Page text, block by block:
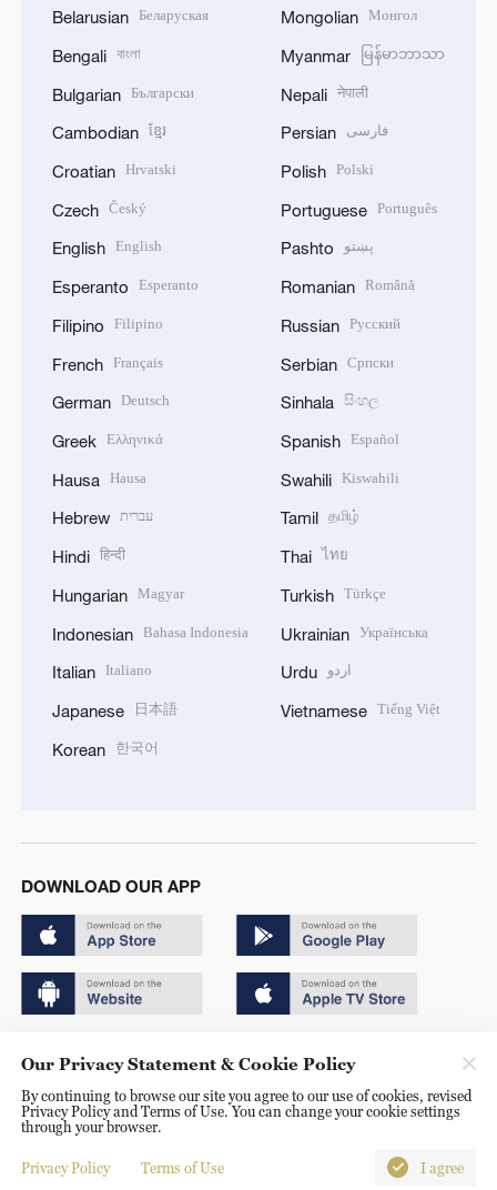
Belarusian Беларуская
Bengali বাংলা
Bulgarian Български
Cambodian ខ្មែរ
Croatian Hrvatski
Czech Český
English English
Esperanto Esperanto
Filipino Filipino
French Français
German Deutsch
Greek Ελληνικά
Hausa Hausa
Hebrew עברית
Hindi हिन्दी
Hungarian Magyar
Indonesian Bahasa Indonesia
Italian Italiano
Japanese 日本語
Korean 한국어
Mongolian Монгол
Myanmar မြန်မာဘာသာ
Nepali नेपाली
Persian فارسی
Polish Polski
Portuguese Português
Pashto پښتو
Romanian Română
Russian Русский
Serbian Српски
Sinhala සිංහල
Spanish Español
Swahili Kiswahili
Tamil தமிழ்
Thai ไทย
Turkish Türkçe
Ukrainian Українська
Urdu اردو
Vietnamese Tiếng Việt
DOWNLOAD OUR APP
京ICP备20000184号
京公网安备 11010502050052号
Disinformation report hotline: 010-85061466
Our Privacy Statement & Cookie Policy
By continuing to browse our site you agree to our use of cookies, revised
Privacy Policy and Terms of Use. You can change your cookie settings
through your browser.
Privacy Policy Terms of Use I agree